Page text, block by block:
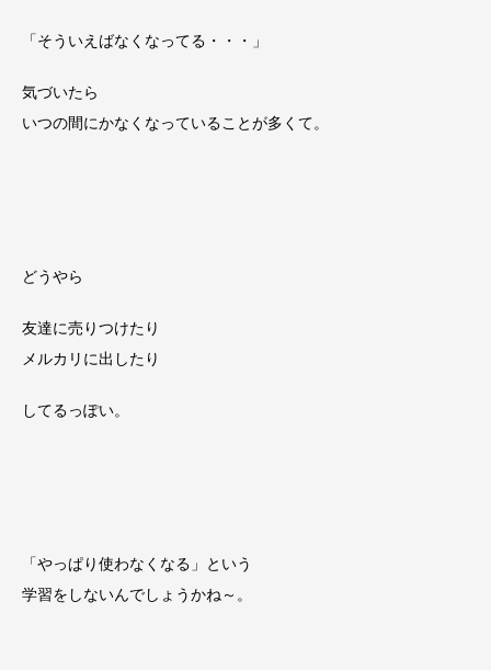
「そういえばなくなってる・・・」
気づいたら
いつの間にかなくなっていることが多くて。
どうやら
友達に売りつけたり
メルカリに出したり
してるっぽい。
「やっぱり使わなくなる」という
学習をしないんでしょうかね～。